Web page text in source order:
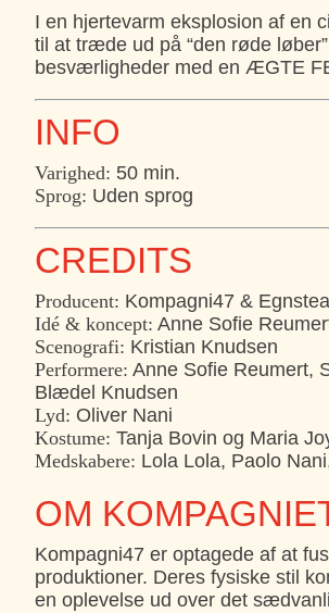
I en hjertevarm eksplosion af en
til at træde ud på “den røde
besværligheder med en ÆGTE
INFO
Varighed: 50 min.
Sprog: Uden sprog
CREDITS
Producent: Kompagni47 &
Idé & koncept: Anne Sofie
Scenografi: Kristian Knudsen
Performere: Anne Sofie Reumert,
Blædel Knudsen
Lyd: Oliver Nani
Kostume: Tanja Bovin og Maria
Medskabere: Lola Lola, Paolo
OM
Kompagni47 er optagede af at
produktioner. Deres fysiske stil
en oplevelse ud over det